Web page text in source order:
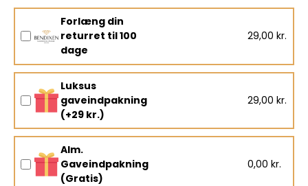
Forlæng din
returret til 100
dage
29,00 kr.
Luksus
gaveindpakning
(+29 kr.)
29,00 kr.
Alm.
Gaveindpakning
(Gratis)
0,00 kr.